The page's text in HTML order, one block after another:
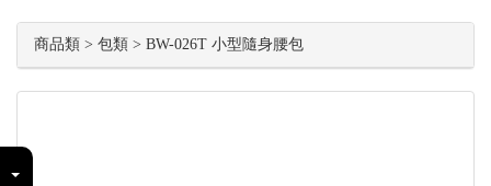
商品類 > 包類 > BW-026T 小型隨身腰包